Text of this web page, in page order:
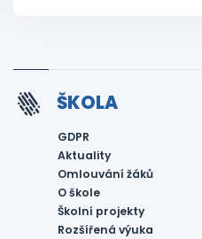
ŠKOLA
GDPR
Aktuality
Omlouvání žáků
O škole
Školní projekty
Rozšířená výuka